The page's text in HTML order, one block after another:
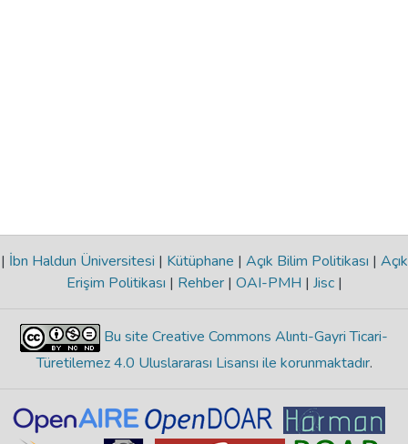
| İbn Haldun Üniversitesi | Kütüphane | Açık Bilim Politikası | Açık
Erişim Politikası | Rehber | OAI-PMH | Jisc |
Bu site Creative Commons Alıntı-Gayri Ticari-
Türetilemez 4.0 Uluslararası Lisansı ile korunmaktadır.